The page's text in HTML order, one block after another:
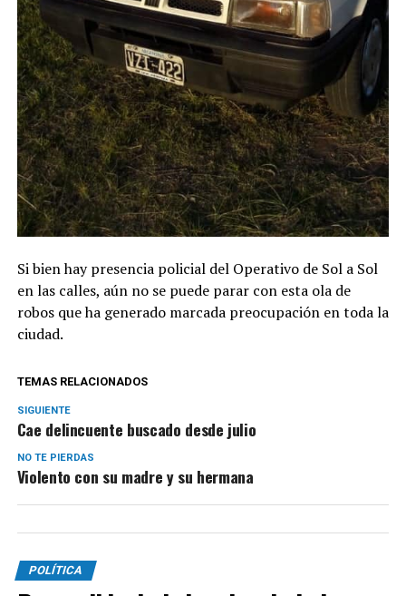
Si bien hay presencia policial del Operativo de Sol a Sol
en las calles, aún no se puede parar con esta ola de
robos que ha generado marcada preocupación en toda la
ciudad.
TEMAS RELACIONADOS
SIGUIENTE
Cae delincuente buscado desde julio
NO TE PIERDAS
Violento con su madre y su hermana
POLÍTICA